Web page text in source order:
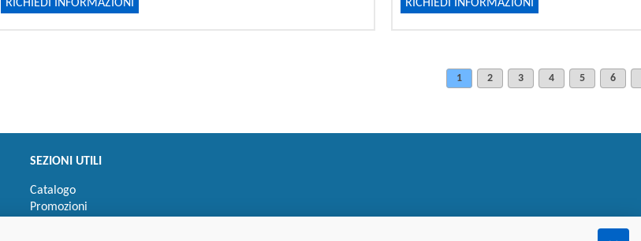
RICHIEDI INFORMAZIONI RICHIEDI INFORMAZIONI
1 2 3 4 5 6
SEZIONI UTILI
Catalogo
Promozioni